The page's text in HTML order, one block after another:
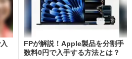
FPが解説！Apple製品を分割手
数料0円で入手する方法とは？